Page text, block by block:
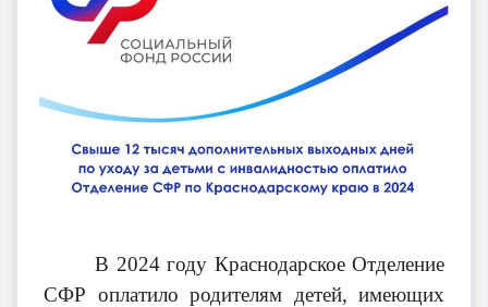
В 2024 году Краснодарское Отделение
СФР оплатило родителям детей, имеющих